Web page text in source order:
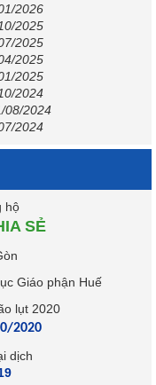
2026
2025
2025
2025
2025
2024
08/2024
2024
SẺ
2020